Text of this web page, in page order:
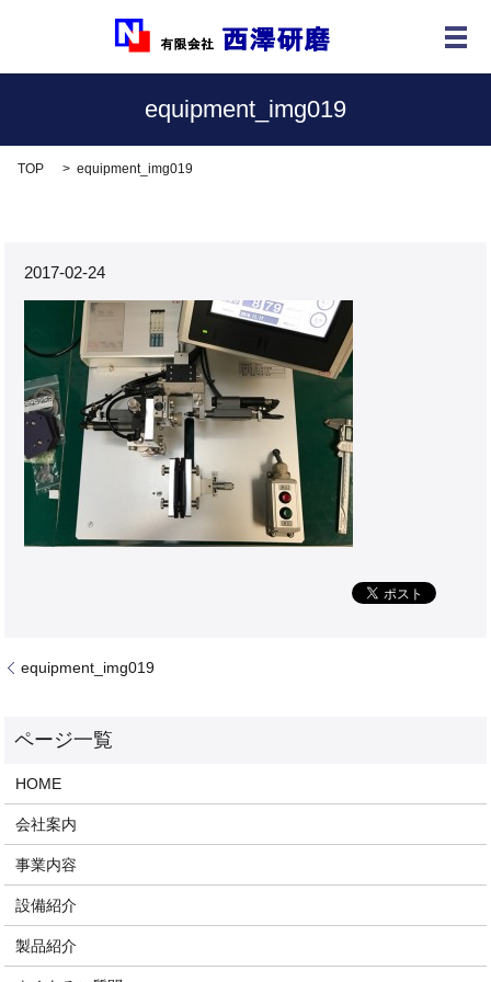
メ
equipment_img019
TOP equipment_img019
2017-02-24
equipment_img019
HOME
会社案内
事業内容
設備紹介
製品紹介